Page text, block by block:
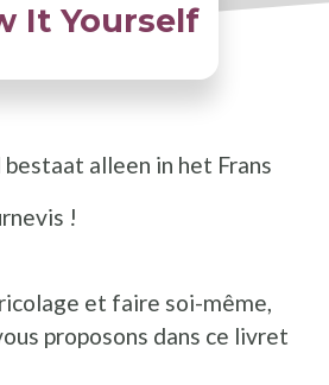
It Yourself
alleen in het Frans
!
et faire soi-même,
proposons dans ce livret